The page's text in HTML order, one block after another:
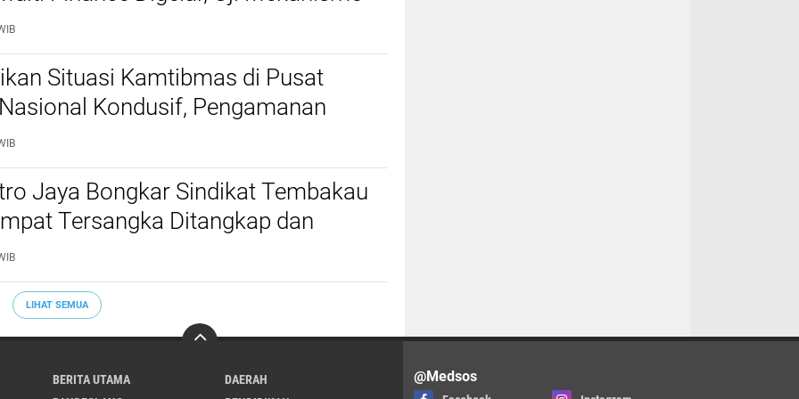
Jadi Sorotan
Situasi Kamtibmas di Pusat
Kondusif, Pengamanan
Diperketat
Jaya Bongkar Sindikat Tembakau
Tersangka Ditangkap dan
Kilogram Barang Bukti Disita
LIHAT SEMUA
BERITA UTAMA
DAERAH
@Medsos